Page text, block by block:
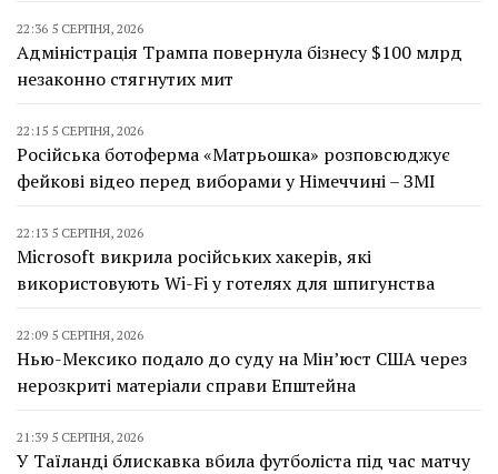
22:36 5 СЕРПНЯ, 2026
Адміністрація Трампа повернула бізнесу $100 млрд
незаконно стягнутих мит
22:15 5 СЕРПНЯ, 2026
Російська ботоферма «Матрьошка» розповсюджує
фейкові відео перед виборами у Німеччині – ЗМІ
22:13 5 СЕРПНЯ, 2026
Microsoft викрила російських хакерів, які
використовують Wi-Fi у готелях для шпигунства
22:09 5 СЕРПНЯ, 2026
Нью-Мексико подало до суду на Мін’юст США через
нерозкриті матеріали справи Епштейна
21:39 5 СЕРПНЯ, 2026
У Таїланді блискавка вбила футболіста під час матчу